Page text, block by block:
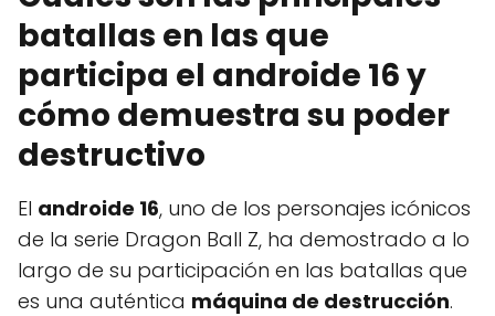
batallas en las que
participa el androide 16 y
cómo demuestra su poder
destructivo
El androide 16, uno de los personajes icónicos
de la serie Dragon Ball Z, ha demostrado a lo
largo de su participación en las batallas que
es una auténtica máquina de destrucción.